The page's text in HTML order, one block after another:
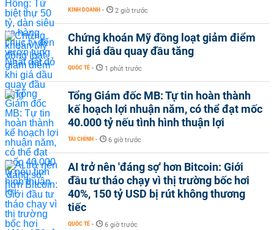
KINH DOANH - 2 giờ trước
Chứng khoán Mỹ đồng loạt giảm điểm
khi giá dầu quay đầu tăng
QUỐC TẾ - 1 phút trước
Tổng Giám đốc MB: Tự tin hoàn thành
kế hoạch lợi nhuận năm, có thể đạt mốc
40.000 tỷ nếu tình hình thuận lợi
TÀI CHÍNH - 6 giờ trước
AI trở nên 'đáng sợ' hơn Bitcoin: Giới
đầu tư tháo chạy vì thị trường bốc hơi
40%, 150 tỷ USD bị rút không thương
tiếc
QUỐC TẾ - 6 giờ trước